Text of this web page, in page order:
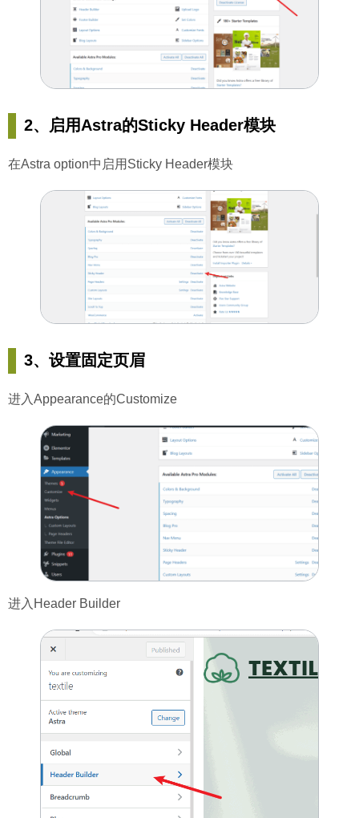
2、启用Astra的Sticky Header模块
在Astra option中启用Sticky Header模块
3、设置固定页眉
进入Appearance的Customize
进入Header Builder